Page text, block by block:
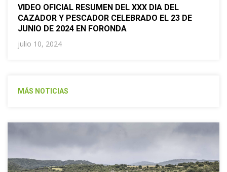
VIDEO OFICIAL RESUMEN DEL XXX DIA DEL
CAZADOR Y PESCADOR CELEBRADO EL 23 DE
JUNIO DE 2024 EN FORONDA
julio 10, 2024
MÁS NOTICIAS